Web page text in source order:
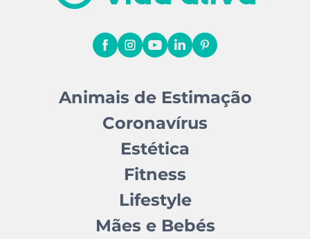
Animais de Estimação
Coronavírus
Estética
Fitness
Lifestyle
Mães e Bebés